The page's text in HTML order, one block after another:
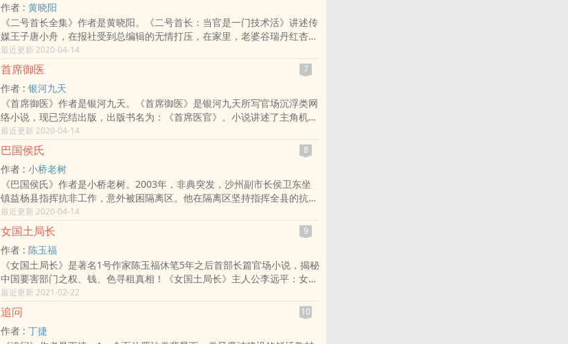
作者 : 黄晓阳
《二号首长全集》作者是黄晓阳。《二号首长：当官是一门技术活》讲述传
媒王子唐小舟，在报社受到总编辑的无情打压，在家里，老婆谷瑞丹红杏出
墙。自认为可以和美女记者徐雅宫发展一场轰轰烈烈的暧昧情事，却被委婉
拒绝。 正当人生处于低谷时，省委办公厅一纸调令，调他担任新任省委书
记赵德良的秘书，命运曲线迅速触底反弹，总编辑的谄媚，谷瑞丹的温驯，
徐雅宫的柔情，接踵而 至……然而，只有唐小舟自己能体会人在官场的那种
如履薄冰的感觉。一幅全景式官场画卷，在他的生命中展现，而他以特殊的
视角，发现官场之上，每一件小事， 都闪射着政治智慧的光芒。 作者通过
一个个鲜活的故事，向读者讲述的不仅仅是官场的游戏规则，也阐述了“适
者生存”的人生哲理。
最近更新 2020-04-14
首席御医 7
作者 : 银河九天
《首席御医》作者是银河九天。《首席御医》是银河九天所写官场沉浮类网
络小说，现已完结出版，出版书名为：《首席医官》。小说讲述了主角机缘
巧合之下，踏入了半官半医的“御医”之列。 简介：挽救你的生命，即挽救你
的政治生命。玄医曾毅的传奇！机缘巧合之下，踏入了半官半医的“御医”之
列。在展现中医强大魅力的同时，曾毅也实现着自己 “上医医国”的理想，一
步步直入青云！
最近更新 2020-04-14
巴国侯氏 8
作者 : 小桥老树
《巴国侯氏》作者是小桥老树。2003年，非典突发，沙州副市长侯卫东坐
镇益杨县指挥抗非工作，意外被困隔离区。他在隔离区坚持指挥全县的抗非
工作，郭兰恰巧也在隔离区，经过生死考验，两人感情越发深入也越发纠结
抗非工作结束后，侯卫东得到了省委、省政府表扬。由于沙州经济发展速度
放缓，省委调整了沙州的领导班子，市委书记朱民生调回省级机关，宁玥接
任了市委书记，侯卫东仕途出现重大转折易中岭是否被抓住？侯卫东与郭兰
何去何从？侯卫东与张小佳是否能走到最后？侯卫东仕途最终会到达何处？
最近更新 2020-04-14
女国土局长 9
作者 : 陈玉福
《女国土局长》是著名1号作家陈玉福休笔5年之后首部长篇官场小说，揭秘
中国要害部门之权、钱、色寻租真相！《女国土局长》主人公李远平：女，
生于大山，小学文化，但渴望改变自己的命运。由乡供销社，借调拆迁办，
借助路小雨成功上位，仕途上实现三级跳。成为国土规划局副局长，进而升
为国土局长兼土地交易中心主任。以此为舞台，展开了她权、色、钱多方位
的人生追求。为读者揭开了其大肆进行权钱交易、权色交易、男盗女娼、坑
最近更新 2021-02-22
追问 10
作者 : 丁捷